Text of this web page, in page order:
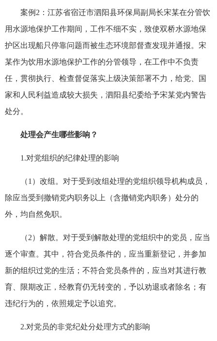
案例2：江苏省宿迁市泗阳县环保局副局长宋某在分管饮
用水源地保护工作期间，工作不细不实，致使双桥水源地保
护区出现船只停靠问题而被生态环境部督查发现并通报。宋
某作为饮用水源地保护工作的分管领导，在工作中不负责
任，贯彻执行、检查督促落实上级决策部署不力，给党、国
家和人民利益造成较大损失，泗阳县纪委给予宋某党内警告
处分。
处理会产生哪些影响？
1.对党组织的纪律处理的影响
（1）改组。对于受到改组处理的党组织领导机构成员，
除应当受到撤销党内职务以上（含撤销党内职务）处分的
外，均自然免职。
（2）解散。对于受到解散处理的党组织中的党员，应当
逐个审查。其中，符合党员条件的，应当重新登记，并参加
新的组织过党的生活；不符合党员条件的，应当对其进行教
育、限期改正，经教育仍无转变的，予以劝退或者除名；有
违纪行为的，依照规定予以追究。
2.对党员的非党纪处分处理方式的影响